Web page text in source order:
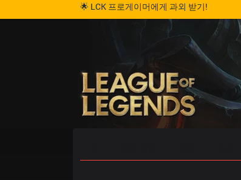
🌟 LCK 프로게이머에게 과외 받기!